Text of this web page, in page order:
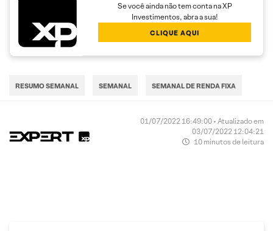
Se você ainda não tem conta na XP
Investimentos, abra a sua!
CLIQUE AQUI
RESUMO SEMANAL SEMANAL SEMANAL DE RENDA FIXA
01/07/2022 16:49:00 • Atualizado em
03/07/2022 12:04:21
10 minutos de leitura